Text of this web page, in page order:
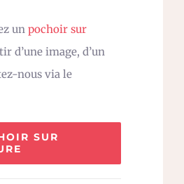
un pochoir sur
d’une image, d’un
nous via le
SUR